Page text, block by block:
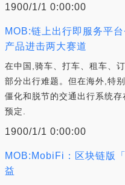
1900/1/1 0:00:00
MOB:链上出行即服务平
产品进击两大赛道
在中国,骑车、打车、租车、
部分出行难题。但在海外,特
僵化和脱节的交通出行系统
预定.
1900/1/1 0:00:00
MOB:MobiFi：区块链版
益